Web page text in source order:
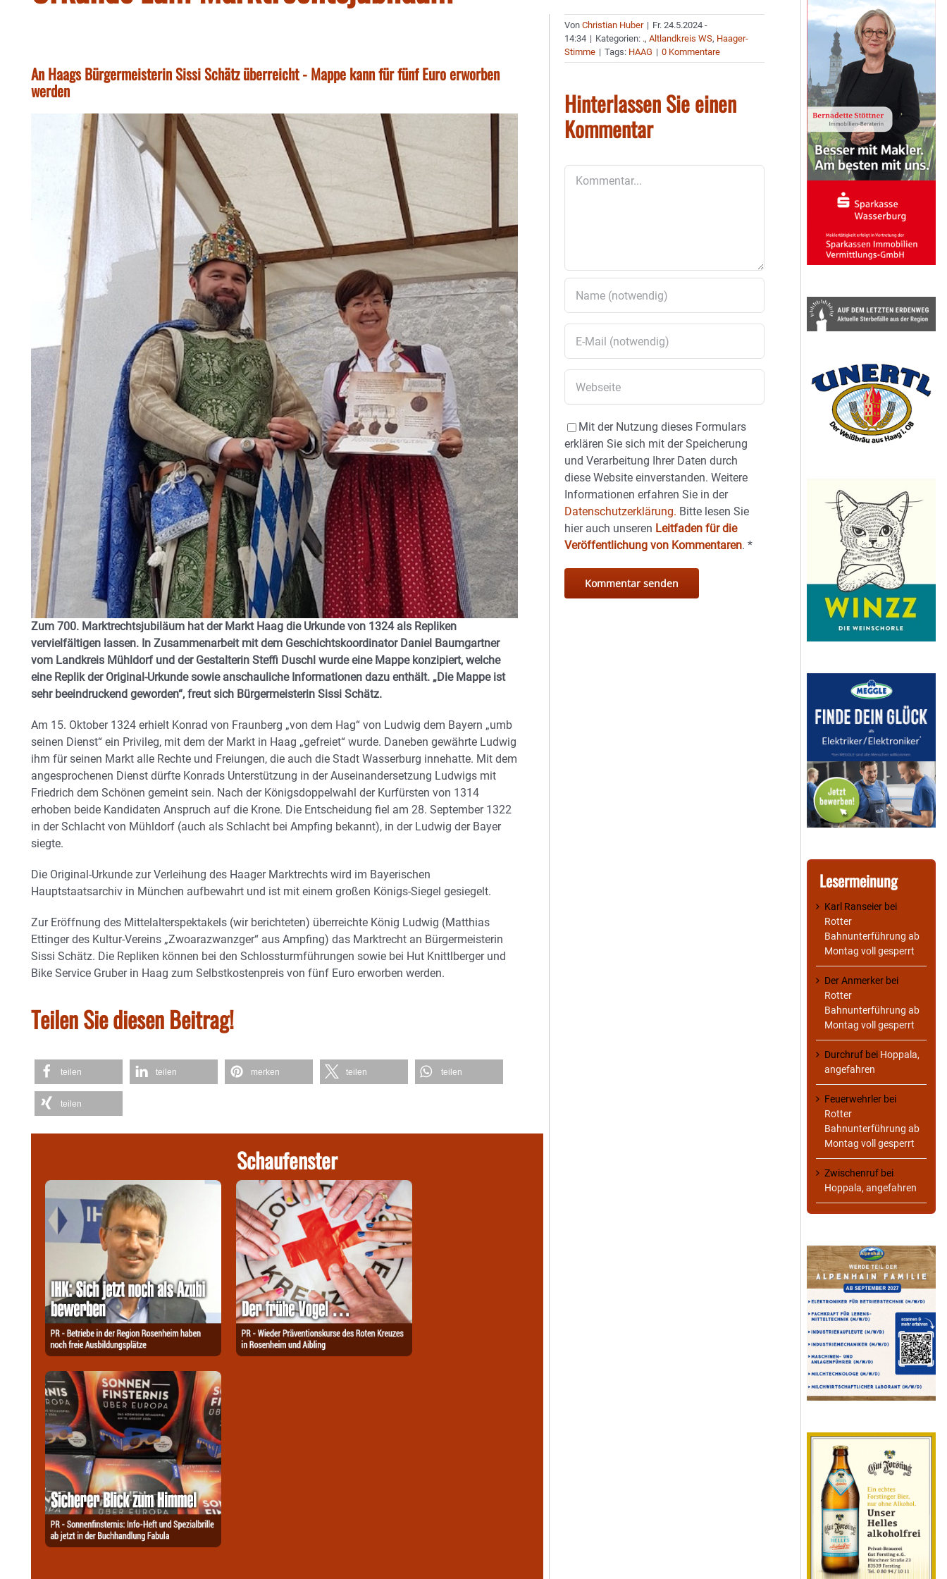
An Haags Bürgermeisterin Sissi Schätz überreicht - Mappe kann für fünf Euro erworben
werden
Zum 700. Marktrechtsjubiläum hat der Markt Haag die Urkunde von 1324 als Repliken
vervielfältigen lassen. In Zusammenarbeit mit dem Geschichtskoordinator Daniel Baumgartner
vom Landkreis Mühldorf und der Gestalterin Steffi Duschl wurde eine Mappe konzipiert, welche
eine Replik der Original-Urkunde sowie anschauliche Informationen dazu enthält. „Die Mappe ist
sehr beeindruckend geworden“, freut sich Bürgermeisterin Sissi Schätz.
Am 15. Oktober 1324 erhielt Konrad von Fraunberg „von dem Hag“ von Ludwig dem Bayern „umb
seinen Dienst“ ein Privileg, mit dem der Markt in Haag „gefreiet“ wurde. Daneben gewährte Ludwig
ihm für seinen Markt alle Rechte und Freiungen, die auch die Stadt Wasserburg innehatte. Mit dem
angesprochenen Dienst dürfte Konrads Unterstützung in der Auseinandersetzung Ludwigs mit
Friedrich dem Schönen gemeint sein. Nach der Königsdoppelwahl der Kurfürsten von 1314
erhoben beide Kandidaten Anspruch auf die Krone. Die Entscheidung fiel am 28. September 1322
in der Schlacht von Mühldorf (auch als Schlacht bei Ampfing bekannt), in der Ludwig der Bayer
siegte.
Die Original-Urkunde zur Verleihung des Haager Marktrechts wird im Bayerischen
Hauptstaatsarchiv in München aufbewahrt und ist mit einem großen Königs-Siegel gesiegelt.
Zur Eröffnung des Mittelalterspektakels (wir berichteten) überreichte König Ludwig (Matthias
Ettinger des Kultur-Vereins „Zwoarazwanzger“ aus Ampfing) das Marktrecht an Bürgermeisterin
Sissi Schätz. Die Repliken können bei den Schlossturmführungen sowie bei Hut Knittlberger und
Bike Service Gruber in Haag zum Selbstkostenpreis von fünf Euro erworben werden.
Teilen Sie diesen Beitrag!
teilen teilen merken teilen teilen
teilen
Schaufenster
VonChristian Huber | Fr. 24.5.2024 -
14:34 | Kategorien: .,Altlandkreis WS, Haager-
Stimme | Tags: HAAG | 0 Kommentare
Hinterlassen Sie einen
Kommentar
Mit der Nutzung dieses Formulars
erklären Sie sich mit der Speicherung
und Verarbeitung Ihrer Daten durch
diese Website einverstanden. Weitere
Informationen erfahren Sie in der
Datenschutzerklärung. Bitte lesen Sie
hier auch unseren Leitfaden für die
Veröffentlichung von Kommentaren.*
Lesermeinung
Karl Ranseier bei
Rotter
Bahnunterführung ab
Montag voll gesperrt
Der Anmerker bei
Rotter
Bahnunterführung ab
Montag voll gesperrt
Durchruf bei Hoppala,
angefahren
Feuerwehrler bei
Rotter
Bahnunterführung ab
Montag voll gesperrt
Zwischenruf bei
Hoppala, angefahren